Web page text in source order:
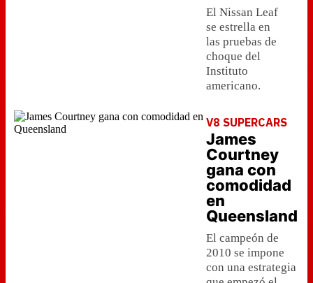
El Nissan Leaf
se estrella en
las pruebas de
choque del
Instituto
americano.
V8 SUPERCARS
James
Courtney
gana con
comodidad
en
Queensland
El campeón de
2010 se impone
con una estrategia